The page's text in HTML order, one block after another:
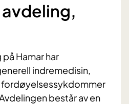
Hamar har
indremedisin,
består av en